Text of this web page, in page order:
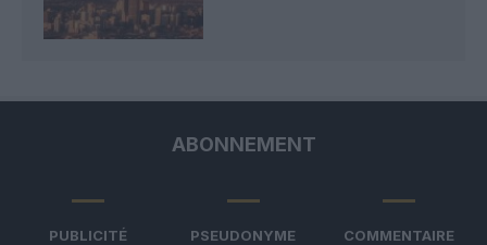
ABONNEMENT
PUBLICITÉ
PSEUDONYME
COMMENTAIRE